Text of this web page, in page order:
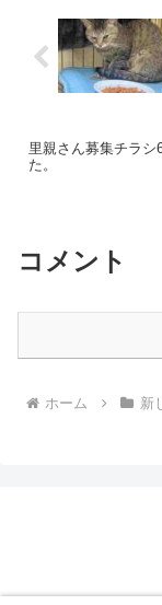
里親さん募集チラシ
た。
コメント
ホーム 新